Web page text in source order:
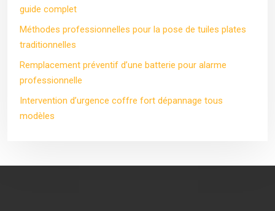
guide complet
Méthodes professionnelles pour la pose de tuiles plates
traditionnelles
Remplacement préventif d’une batterie pour alarme
professionnelle
Intervention d’urgence coffre fort dépannage tous
modèles